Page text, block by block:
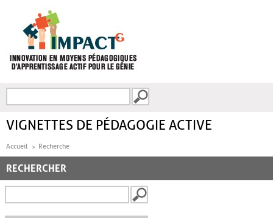
FORMULAIRE DE
VIGNETTES DE PÉDAGOGIE ACTIVE
Accueil Recherche
RECHERCHER